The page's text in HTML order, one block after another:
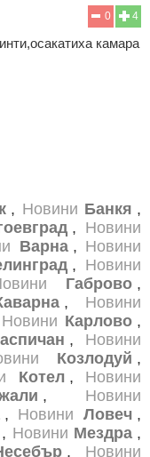
4
0
камара
, Новини Банкя ,
, Новини
Варна , Новини
, Новини
Габрово ,
, Новини
Новини Карлово ,
, Новини
Козлодуй ,
Котел , Новини
, Новини
, Новини Ловеч ,
, Новини Мездра ,
, Новини